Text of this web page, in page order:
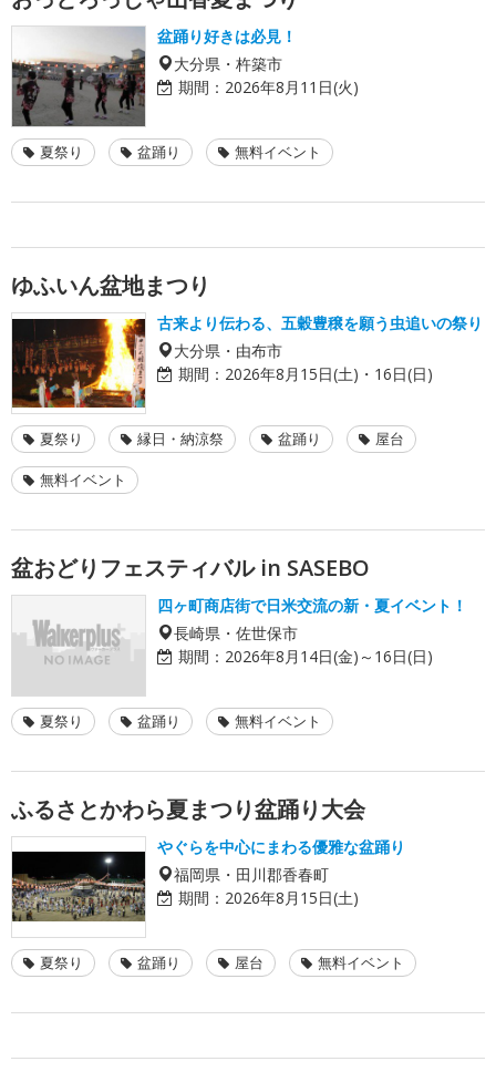
盆踊り好きは必見！
大分県・杵築市
期間： 2026年8月11日(火)
夏祭り 盆踊り 無料イベント
ゆふいん盆地まつり
古来より伝わる、五穀豊穣を願う虫追いの祭り
大分県・由布市
期間： 2026年8月15日(土)・16日(日)
夏祭り 縁日・納涼祭 盆踊り 屋台
無料イベント
盆おどりフェスティバル in SASEBO
四ヶ町商店街で日米交流の新・夏イベント！
長崎県・佐世保市
期間： 2026年8月14日(金)～16日(日)
夏祭り 盆踊り 無料イベント
ふるさとかわら夏まつり盆踊り大会
やぐらを中心にまわる優雅な盆踊り
福岡県・田川郡香春町
期間： 2026年8月15日(土)
夏祭り 盆踊り 屋台 無料イベント